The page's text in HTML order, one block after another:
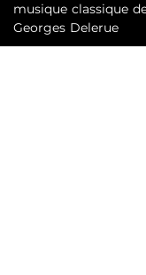
musique classique
Georges Delerue